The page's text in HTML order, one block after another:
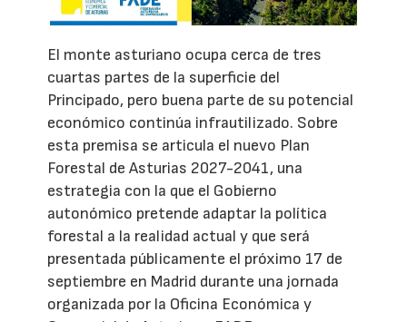
El monte asturiano ocupa cerca de tres
cuartas partes de la superficie del
Principado, pero buena parte de su potencial
económico continúa infrautilizado. Sobre
esta premisa se articula el nuevo Plan
Forestal de Asturias 2027-2041, una
estrategia con la que el Gobierno
autonómico pretende adaptar la política
forestal a la realidad actual y que será
presentada públicamente el próximo 17 de
septiembre en Madrid durante una jornada
organizada por la Oficina Económica y